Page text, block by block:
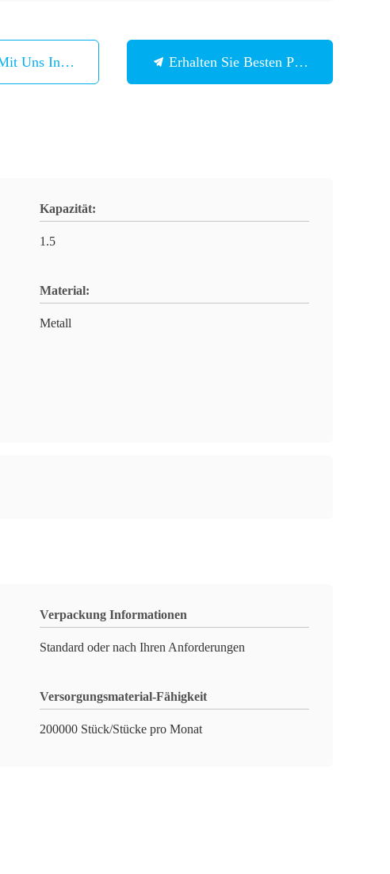
Uns In Verbindung Erhalten Sie Besten Preis
Kapazität:
1.5
Material:
Metall
Verpackung Informationen
Standard oder nach Ihren Anforderungen
Versorgungsmaterial-Fähigkeit
200000 Stück/Stücke pro Monat